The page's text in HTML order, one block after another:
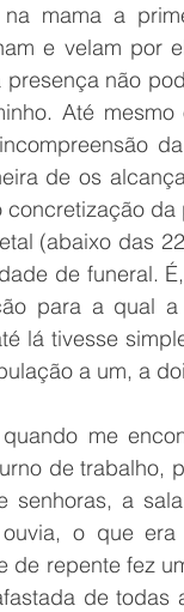
mama a
e velam por
não
Até
de os
da
(abaixo das
de funeral.
para a qual
lá tivesse
a um, a
me
de trabalho,
a
o que
de repente fez
de